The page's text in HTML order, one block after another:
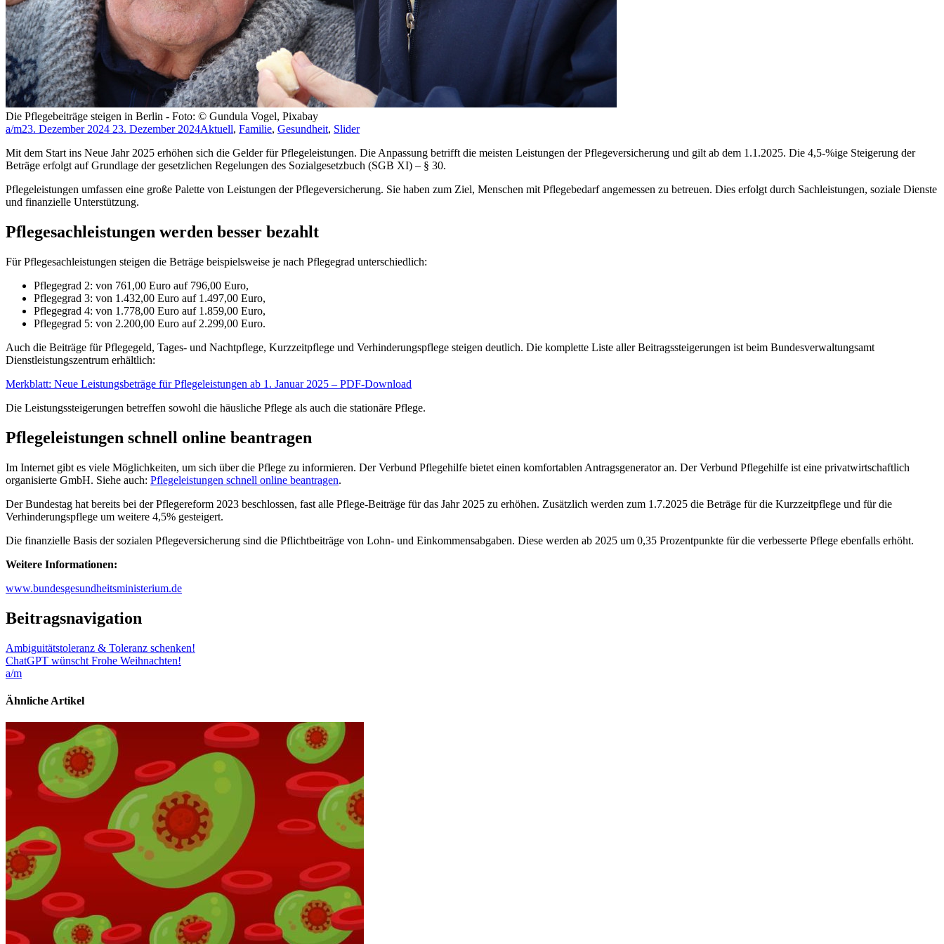
Die Pflegebeiträge steigen in Berlin - Foto: © Gundula Vogel, Pixabay
a/m23. Dezember 2024 23. Dezember 2024Aktuell, Familie, Gesundheit, Slider
Mit dem Start ins Neue Jahr 2025 erhöhen sich die Gelder für Pflegeleistungen. Die Anpassung betrifft die meisten Leistungen der Pflegeversicherung und gilt ab dem 1.1.2025. Die 4,5-%ige Steigerung der
Beträge erfolgt auf Grundlage der gesetzlichen Regelungen des Sozialgesetzbuch (SGB XI) – § 30.
Pflegeleistungen umfassen eine große Palette von Leistungen der Pflegeversicherung. Sie haben zum Ziel, Menschen mit Pflegebedarf angemessen zu betreuen. Dies erfolgt durch Sachleistungen, soziale Dienste
und finanzielle Unterstützung.
Pflegesachleistungen werden besser bezahlt
Für Pflegesachleistungen steigen die Beträge beispielsweise je nach Pflegegrad unterschiedlich:
Pflegegrad 2: von 761,00 Euro auf 796,00 Euro,
Pflegegrad 3: von 1.432,00 Euro auf 1.497,00 Euro,
Pflegegrad 4: von 1.778,00 Euro auf 1.859,00 Euro,
Pflegegrad 5: von 2.200,00 Euro auf 2.299,00 Euro.
Auch die Beiträge für Pflegegeld, Tages- und Nachtpflege, Kurzzeitpflege und Verhinderungspflege steigen deutlich. Die komplette Liste aller Beitragssteigerungen ist beim Bundesverwaltungsamt
Dienstleistungszentrum erhältlich:
Merkblatt: Neue Leistungsbeträge für Pflegeleistungen ab 1. Januar 2025 – PDF-Download
Die Leistungssteigerungen betreffen sowohl die häusliche Pflege als auch die stationäre Pflege.
Pflegeleistungen schnell online beantragen
Im Internet gibt es viele Möglichkeiten, um sich über die Pflege zu informieren. Der Verbund Pflegehilfe bietet einen komfortablen Antragsgenerator an. Der Verbund Pflegehilfe ist eine privatwirtschaftlich
organisierte GmbH. Siehe auch: Pflegeleistungen schnell online beantragen.
Der Bundestag hat bereits bei der Pflegereform 2023 beschlossen, fast alle Pflege-Beiträge für das Jahr 2025 zu erhöhen. Zusätzlich werden zum 1.7.2025 die Beträge für die Kurzzeitpflege und für die
Verhinderungspflege um weitere 4,5% gesteigert.
Die finanzielle Basis der sozialen Pflegeversicherung sind die Pflichtbeiträge von Lohn- und Einkommensabgaben. Diese werden ab 2025 um 0,35 Prozentpunkte für die verbesserte Pflege ebenfalls erhöht.
Weitere Informationen:
www.bundesgesundheitsministerium.de
Beitragsnavigation
Ambiguitätstoleranz & Toleranz schenken!
ChatGPT wünscht Frohe Weihnachten!
a/m
Ähnliche Artikel